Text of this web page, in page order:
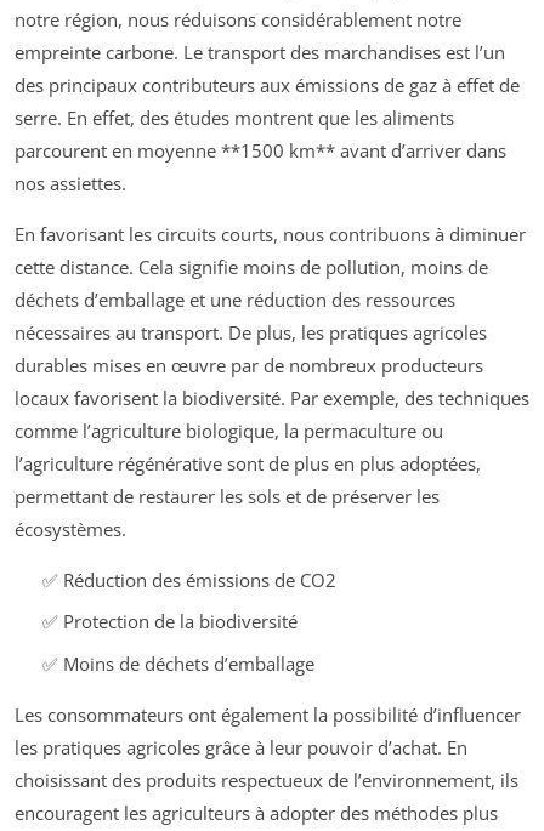
notre région, nous réduisons considérablement notre
empreinte carbone. Le transport des marchandises est l’un
des principaux contributeurs aux émissions de gaz à effet de
serre. En effet, des études montrent que les aliments
parcourent en moyenne **1500 km** avant d’arriver dans
nos assiettes.
En favorisant les circuits courts, nous contribuons à diminuer
cette distance. Cela signifie moins de pollution, moins de
déchets d’emballage et une réduction des ressources
nécessaires au transport. De plus, les pratiques agricoles
durables mises en œuvre par de nombreux producteurs
locaux favorisent la biodiversité. Par exemple, des techniques
comme l’agriculture biologique, la permaculture ou
l’agriculture régénérative sont de plus en plus adoptées,
permettant de restaurer les sols et de préserver les
écosystèmes.
✅ Réduction des émissions de CO2
✅ Protection de la biodiversité
✅ Moins de déchets d’emballage
Les consommateurs ont également la possibilité d’influencer
les pratiques agricoles grâce à leur pouvoir d’achat. En
choisissant des produits respectueux de l’environnement, ils
encouragent les agriculteurs à adopter des méthodes plus